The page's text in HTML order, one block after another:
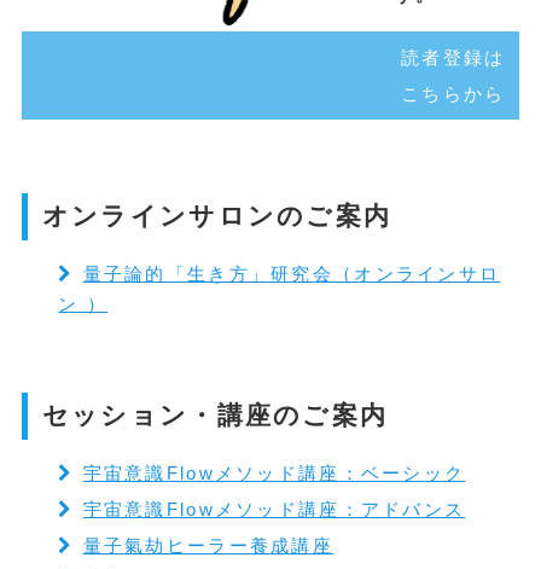
読者登録は
こちらから
オンラインサロンのご案内
量子論的「生き方」研究会（オンラインサロ
ン ）
セッション・講座のご案内
宇宙意識Flowメソッド講座：ベーシック
宇宙意識Flowメソッド講座：アドバンス
量子氣劫ヒーラー養成講座